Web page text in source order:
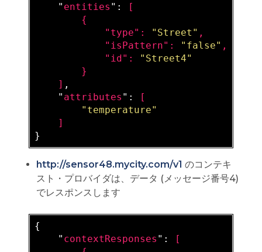
    "
entities ":
[
        {
            "
type": "Street" ,
            "
isPattern": "false" ,
            "
id":
"Street4"
}
    ]
,
    "
attributes ":
[
"temperature"
http://sensor48.mycity.com/v1 のコンテキ
スト・プロバイダは、データ (メッセージ番号4)
でレスポンスします
{
    "
contextResponses ":
[